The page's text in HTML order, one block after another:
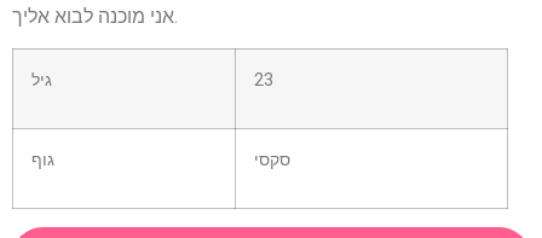
אני מוכנה לבוא אליך.
גיל 23
גוף סקסי